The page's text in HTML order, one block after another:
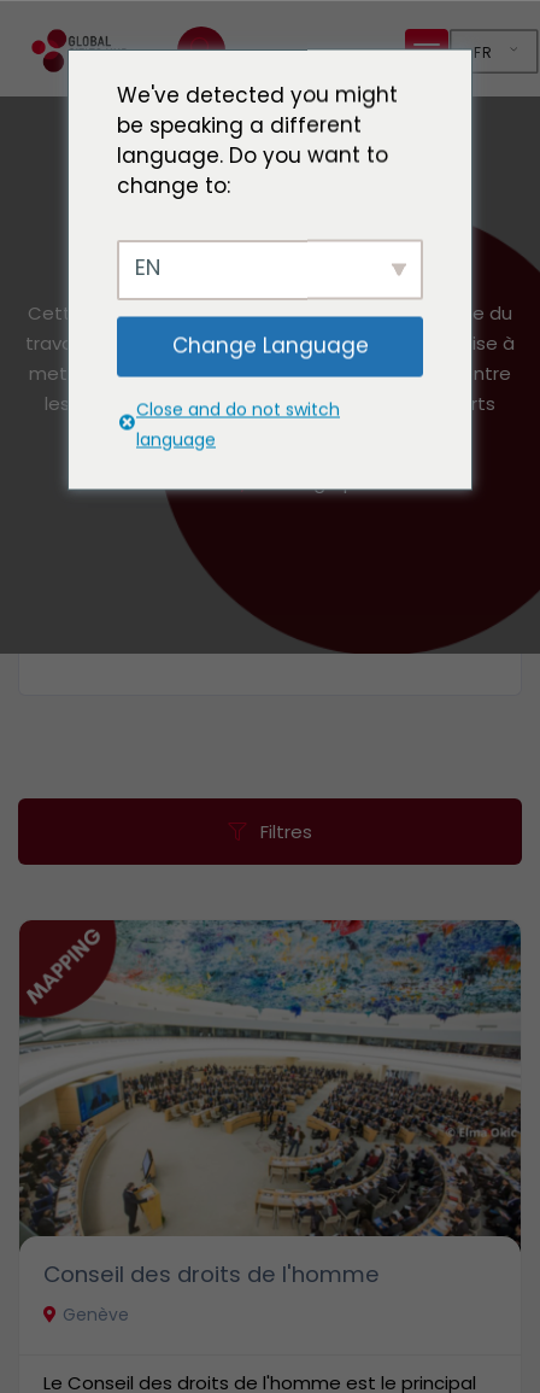
FR
Cette cartographie présente la dimension urbaine du
travail des acteurs internationaux à Genève. Elle vise à
mettre en valeur ces travaux, à établir des liens entre
les acteurs et à créer une communauté d'experts
urbains à Genève.
Filtres
Conseil des droits de l'homme
Genève
Le Conseil des droits de l'homme est le principal
We've detected you might
be speaking a different
language. Do you want to
change to:
EN
Change Language
Close and do not switch
language